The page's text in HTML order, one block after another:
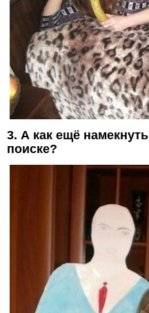
3. А как ещё
поиске?